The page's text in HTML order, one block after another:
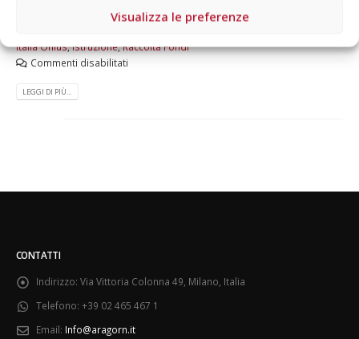
Visualizza le preferenze
News
Italia Onlus,Istruzione,Raccolta Fondi
Commenti disabilitati
LEGGI DI PIÙ...
CONTATTI
Indirizzo: Via Vittoria Colonna 49, Milano, Italia
Telefono: +39 02 465 467 1
Email: Info@aragorn.it